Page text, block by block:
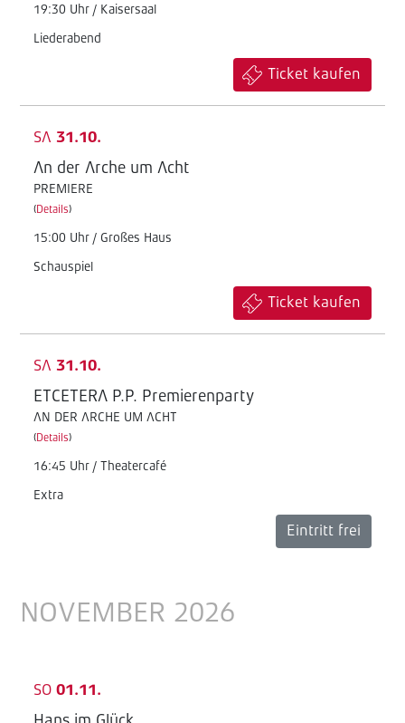
19:30 Uhr / Kaisersaal
Liederabend
Ticket kaufen
SA 31.10.
An der Arche um Acht
PREMIERE
(Details)
15:00 Uhr / Großes Haus
Schauspiel
Ticket kaufen
SA 31.10.
ETCETERA P.P. Premierenparty
AN DER ARCHE UM ACHT
(Details)
16:45 Uhr / Theatercafé
Extra
Eintritt frei
NOVEMBER 2026
SO 01.11.